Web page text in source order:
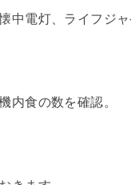
中電灯、ライフジ
内食の数を確認。